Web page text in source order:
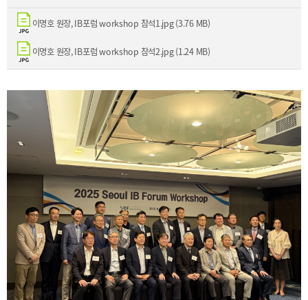
공지사항보도자료
2026
2025
2024
2023
2022
2021
2020
소식
국내외
IR
새소식
언론보도
[48400] 부산광역시 남구 문현금융로40
부산국제금융센터 52층 부산국제금융진흥원
TEL.051-647-9052 / FAX.051-633-0398
이명호 원장, IB포럼 workshop 참석1.jpg (3.76 MB)
이명호 원장, IB포럼 workshop 참석2.jpg (1.24 MB)